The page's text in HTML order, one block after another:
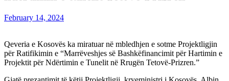
February 14, 2024
Qeveria e Kosovës ka miratuar në mbledhjen e sotme Projektligjin
për Ratifikimin e “Marrëveshjes së Bashkëfinancimit për Hartimin e
Projektit për Ndërtimin e Tunelit në Rrugën Tetovë-Prizren.”